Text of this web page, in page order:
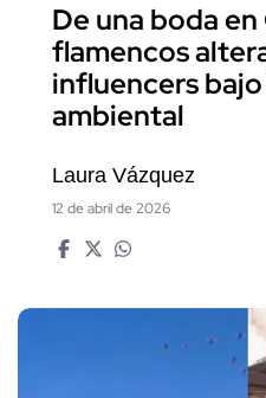
De una boda
flamencos
influencers
ambiental
Laura Vázquez
12 de abril de 2026